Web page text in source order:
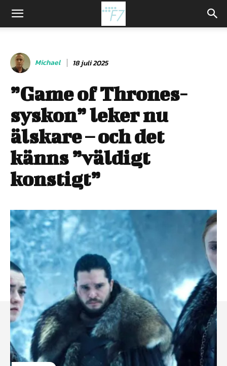
Michael 18 juli 2025
”Game of Thrones-
syskon” leker nu
älskare – och det
känns ”väldigt
konstigt”